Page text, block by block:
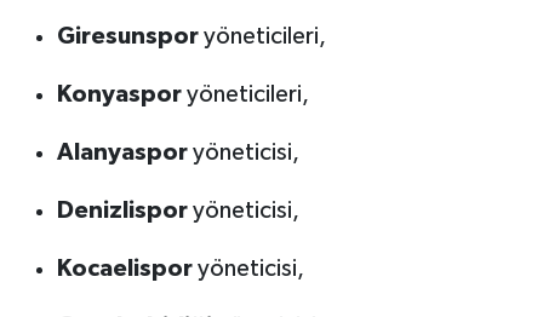
Giresunsporyöneticileri,
Konyasporyöneticileri,
Alanyasporyöneticisi,
Denizlisporyöneticisi,
Kocaelisporyöneticisi,